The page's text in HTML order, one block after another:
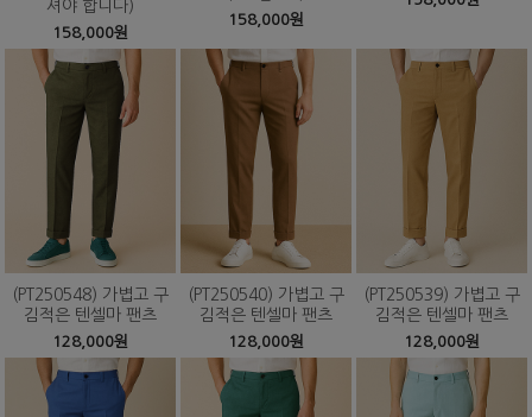
셔야 합니다)
158,000원
158,000원
(PT250548) 가볍고 구
김적은 텐셀마 팬츠
128,000원
(PT250540) 가볍고 구
김적은 텐셀마 팬츠
128,000원
(PT250539) 가볍고 구
김적은 텐셀마 팬츠
128,000원